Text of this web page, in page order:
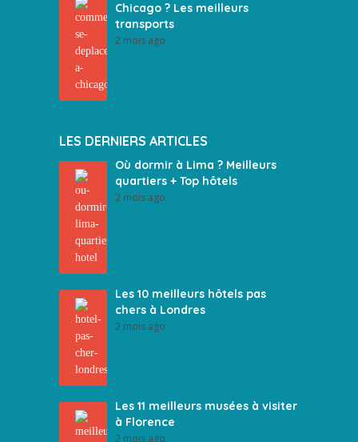
Chicago ? Les meilleurs
transports
2 mois ago
LES DERNIERS ARTICLES
Où dormir à Lima ? Meilleurs
quartiers + Top hôtels
2 mois ago
Les 10 meilleurs hôtels pas
chers à Londres
2 mois ago
Les 11 meilleurs musées à visiter
à Florence
2 mois ago